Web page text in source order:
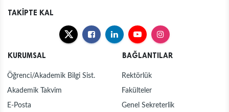
TAKİPTE KAL
KURUMSAL
Öğrenci/Akademik Bilgi Sist.
Akademik Takvim
E-Posta
BAĞLANTILAR
Rektörlük
Fakülteler
Genel Sekreterlik